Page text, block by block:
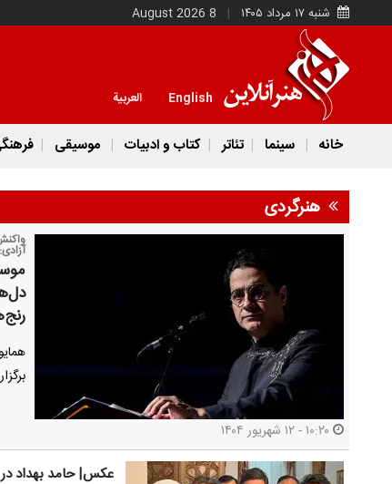
شنبه ۱۷ مرداد ۱۴۰۵ 8 August 2026
English العربية
خانه سینما تئاتر کتاب و ادبیات موسیقی
هنرگردی
آزادی:
عکس| حامد بهداد